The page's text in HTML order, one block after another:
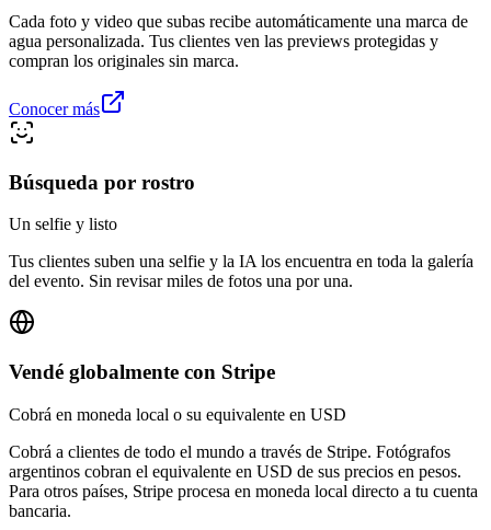
Cada foto y video que subas recibe automáticamente una marca de
agua personalizada. Tus clientes ven las previews protegidas y
compran los originales sin marca.
Conocer más
Búsqueda por rostro
Un selfie y listo
Tus clientes suben una selfie y la IA los encuentra en toda la galería
del evento. Sin revisar miles de fotos una por una.
Vendé globalmente con Stripe
Cobrá en moneda local o su equivalente en USD
Cobrá a clientes de todo el mundo a través de Stripe. Fotógrafos
argentinos cobran el equivalente en USD de sus precios en pesos.
Para otros países, Stripe procesa en moneda local directo a tu cuenta
bancaria.